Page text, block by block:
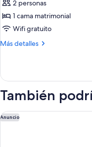
las
fotos
de
Guest
1
Bed
And
Tub-
2 personas
1 cama matrimonial
Wifi gratuito
Más detalles
Más
Room
Bed
And
También
Anuncio
Hilton Santa Barbara